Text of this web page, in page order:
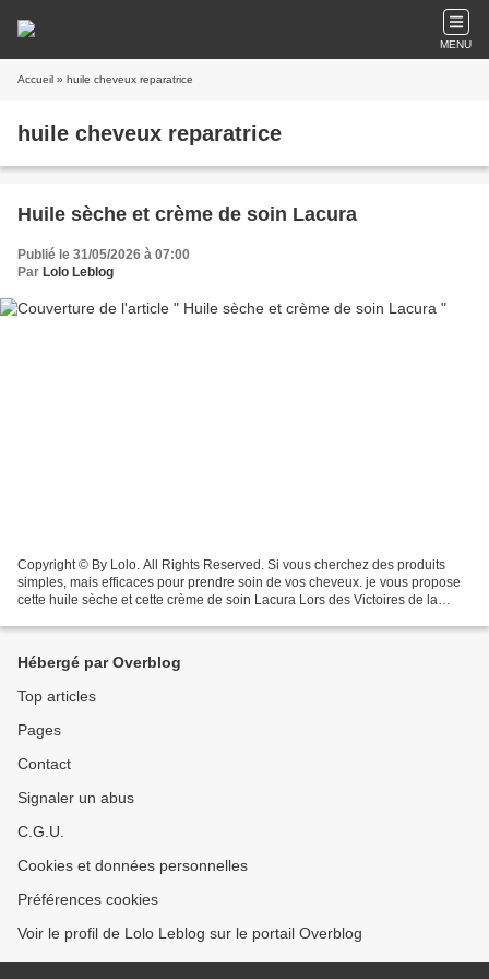
MENU
Accueil » huile cheveux reparatrice
huile cheveux reparatrice
Huile sèche et crème de soin Lacura
Publié le 31/05/2026 à 07:00
Par Lolo Leblog
Copyright © By Lolo. All Rights Reserved. Si vous cherchez des produits
simples, mais efficaces pour prendre soin de vos cheveux. je vous propose
cette huile sèche et cette crème de soin Lacura Lors des Victoires de la
Hébergé par Overblog
Top articles
Pages
Contact
Signaler un abus
C.G.U.
Cookies et données personnelles
Préférences cookies
Voir le profil de Lolo Leblog sur le portail Overblog